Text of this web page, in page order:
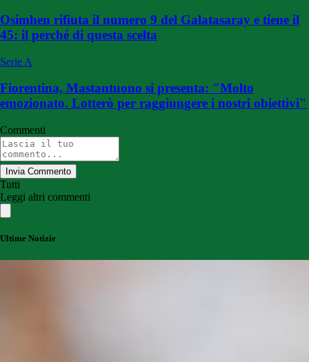
Osimhen rifiuta il numero 9 del Galatasaray e tiene il
45: il perché di questa scelta
Serie A
Fiorentina, Mastantuono si presenta: "Molto
emozionato. Lotterò per raggiungere i nostri obiettivi"
Commenti
Invia Commento
Tutti
Leggi altri commenti
Ultime Notizie